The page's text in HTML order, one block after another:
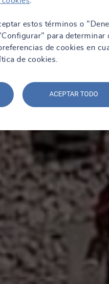
estos términos o
para determinar
de cookies en
de cookies.
ACEPTAR TODO